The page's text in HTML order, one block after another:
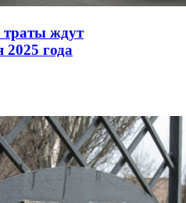
траты ждут
2025 года